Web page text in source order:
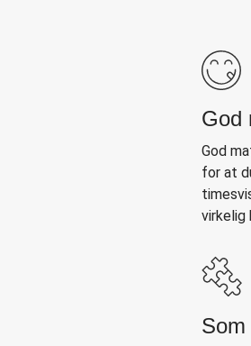
God
God
for at
virkelig